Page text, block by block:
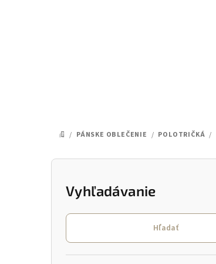
DOMOV
/ PÁNSKE OBLEČENIE / POLOTRIČKÁ /
B
Vyhľadávanie
Hľadať